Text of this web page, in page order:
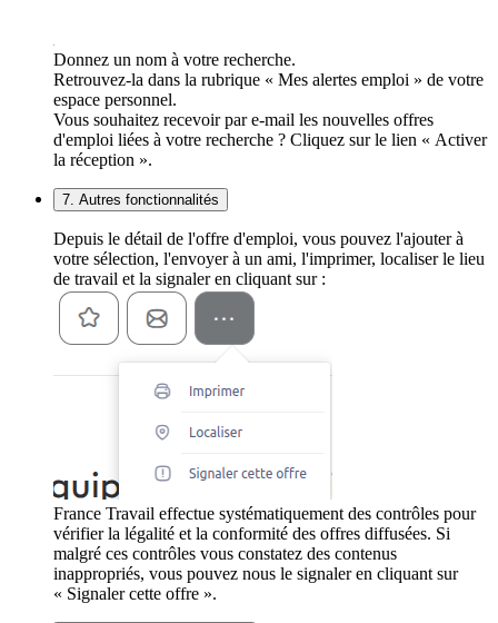
Donnez un nom à votre recherche.
Retrouvez-la dans la rubrique « Mes alertes emploi » de votre
espace personnel.
Vous souhaitez recevoir par e-mail les nouvelles offres
d'emploi liées à votre recherche ? Cliquez sur le lien « Activer
la réception ».
7. Autres fonctionnalités
Depuis le détail de l'offre d'emploi, vous pouvez l'ajouter à
votre sélection, l'envoyer à un ami, l'imprimer, localiser le lieu
de travail et la signaler en cliquant sur :
France Travail effectue systématiquement des contrôles pour
vérifier la légalité et la conformité des offres diffusées. Si
malgré ces contrôles vous constatez des contenus
inappropriés, vous pouvez nous le signaler en cliquant sur
« Signaler cette offre ».